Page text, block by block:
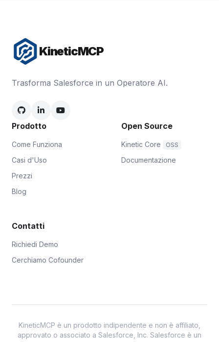
KineticMCP
Trasforma Salesforce in un Operatore AI.
Prodotto
Come Funziona
Casi d'Uso
Prezzi
Blog
Open Source
Kinetic Core OSS
Documentazione
Contatti
Richiedi Demo
Cerchiamo Cofounder
KineticMCP è un prodotto indipendente e non è affiliato,
approvato o associato a Salesforce, Inc. Salesforce è un